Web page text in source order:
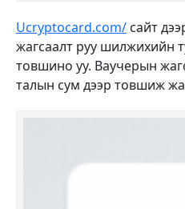
Ucryptocard.com/ сайт
жагсаалт руу шилжихийн
товшино уу. Ваучерын
талын сум дээр товшиж